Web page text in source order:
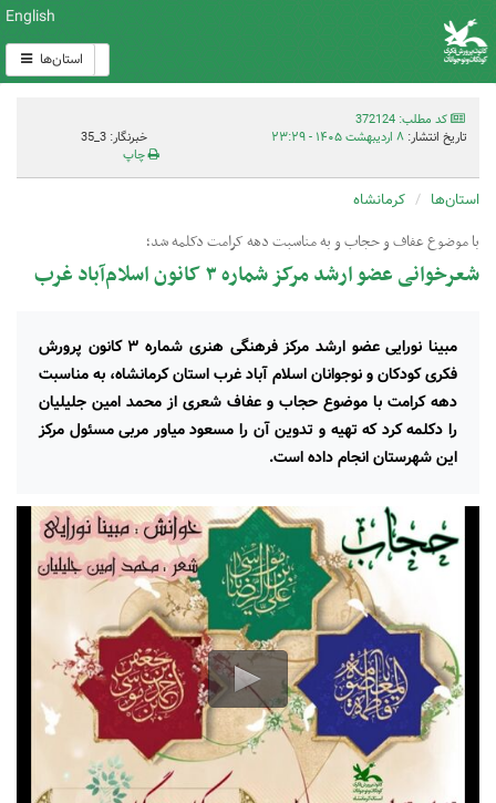
English
استان‌ها
کد مطلب: 372124
تاریخ انتشار: ۸ اردیبهشت ۱۴۰۵ - ۲۳:۲۹
خبرنگار: 3_35
چاپ
استان‌ها کرمانشاه
با موضوع عفاف و حجاب و به مناسبت دهه کرامت دکلمه شد؛
شعرخوانی عضو ارشد مرکز شماره ۳ کانون اسلام‌آباد غرب
مبینا نورایی عضو ارشد مرکز فرهنگی هنری شماره ۳ کانون پرورش
فکری کودکان و نوجوانان اسلام آباد غرب استان کرمانشاه، به مناسبت
دهه کرامت با موضوع حجاب و عفاف شعری از محمد امین جلیلیان
را دکلمه کرد که تهیه و تدوین آن را مسعود میاور مربی مسئول مرکز
این شهرستان انجام داده است.